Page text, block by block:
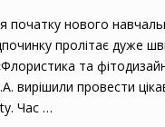
початку нового
пролітає дуже
та
вирішили провести
Час …